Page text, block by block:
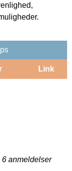
Link
6 anmeldelser